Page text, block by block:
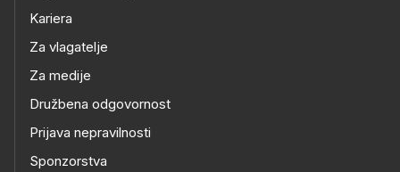
Kariera
Za vlagatelje
Za medije
Družbena odgovornost
Prijava nepravilnosti
Sponzorstva